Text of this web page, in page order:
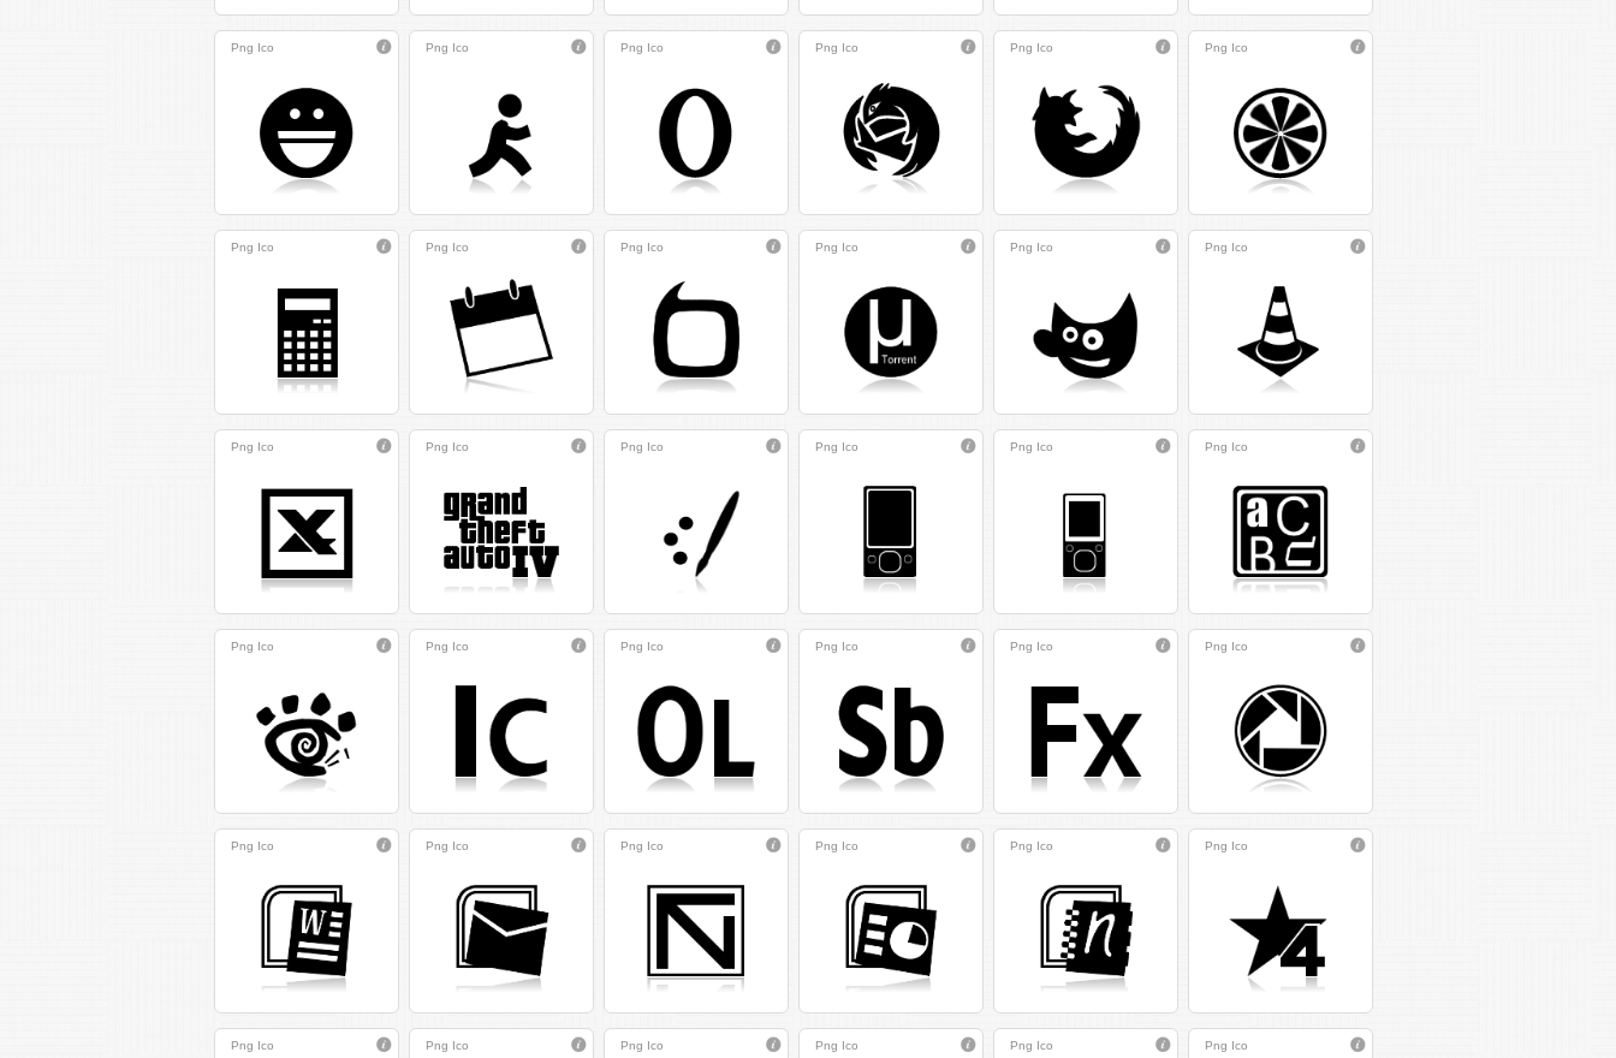
Png Ico Png Ico Png Ico Png Ico Png Ico Png Ico
Png Ico Png Ico Png Ico Png Ico Png Ico Png Ico
Png Ico Png Ico Png Ico Png Ico Png Ico Png Ico
Png Ico Png Ico Png Ico Png Ico Png Ico Png Ico
Png Ico Png Ico Png Ico Png Ico Png Ico Png Ico
Png Ico Png Ico Png Ico Png Ico Png Ico Png Ico